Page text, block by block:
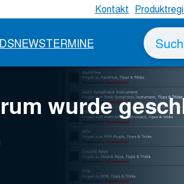
Kontakt
NEWSTERMINE
Suche
nach
wurde